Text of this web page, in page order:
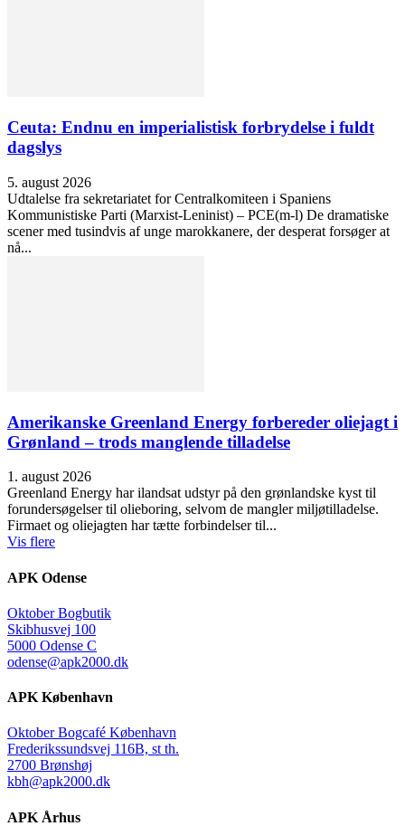
Ceuta: Endnu en imperialistisk forbrydelse i fuldt
dagslys
5. august 2026
Udtalelse fra sekretariatet for Centralkomiteen i Spaniens
Kommunistiske Parti (Marxist-Leninist) – PCE(m-l) De dramatiske
scener med tusindvis af unge marokkanere, der desperat forsøger at
nå...
Amerikanske Greenland Energy forbereder oliejagt i
Grønland – trods manglende tilladelse
1. august 2026
Greenland Energy har ilandsat udstyr på den grønlandske kyst til
forundersøgelser til olieboring, selvom de mangler miljøtilladelse.
Firmaet og oliejagten har tætte forbindelser til...
Vis flere
APK Odense
Oktober Bogbutik
Skibhusvej 100
5000 Odense C
odense@apk2000.dk
APK København
Oktober Bogcafé København
Frederikssundsvej 116B, st th.
2700 Brønshøj
kbh@apk2000.dk
APK Århus